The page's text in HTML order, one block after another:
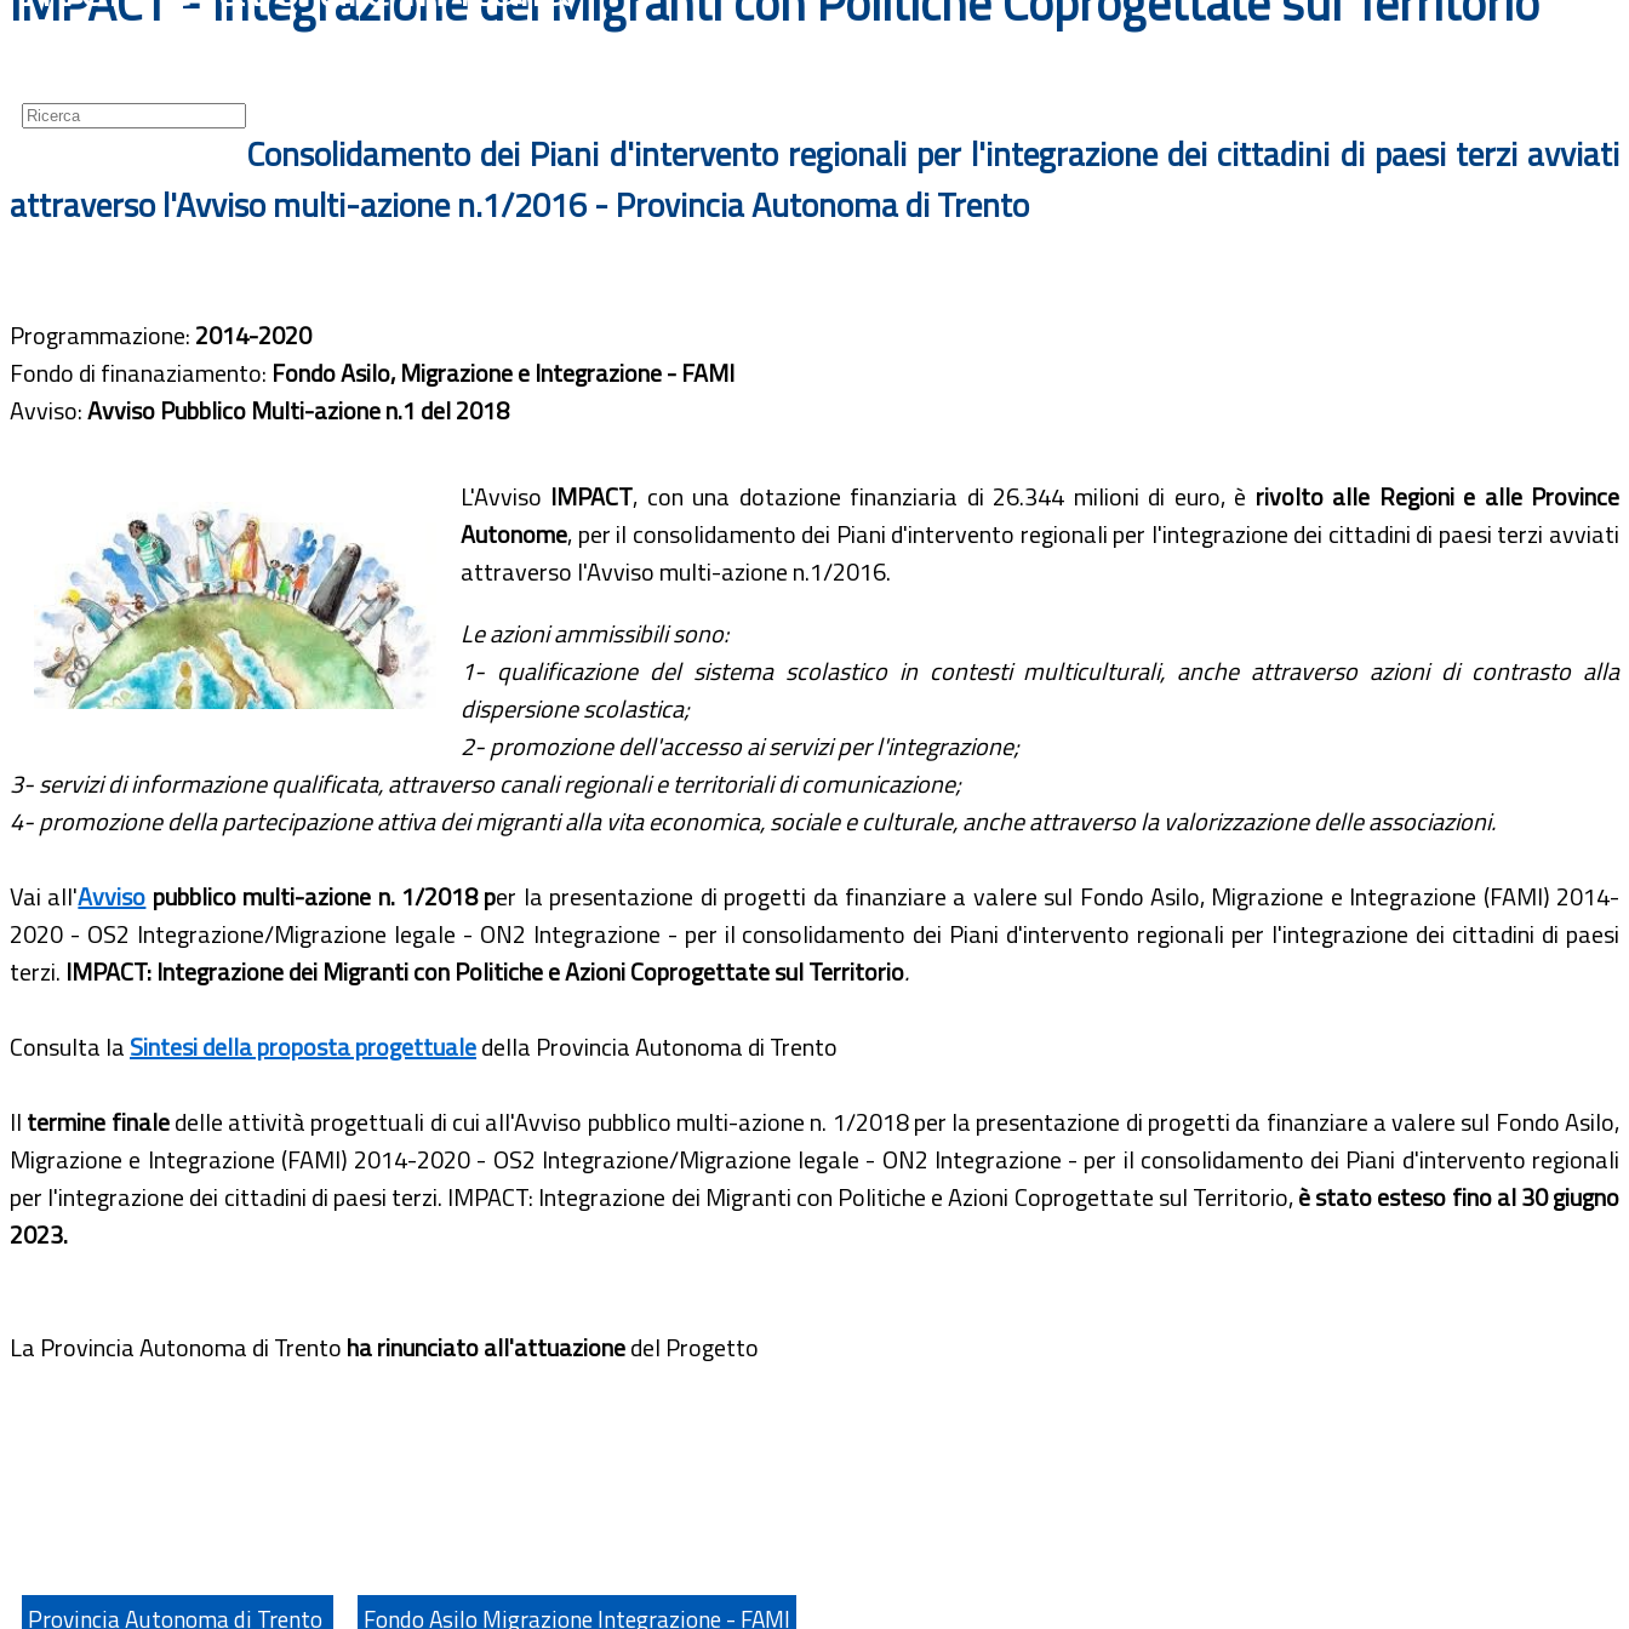
Consolidamento dei Piani d'intervento regionali per l'integrazione dei cittadini di paesi terzi avviati
attraverso l'Avviso multi-azione n.1/2016 - Provincia Autonoma di Trento
Programmazione:2014-2020
Fondo di finanaziamento: Fondo Asilo, Migrazione e Integrazione - FAMI
Avviso:Avviso Pubblico Multi-azione n.1 del 2018
L'Avviso IMPACT, con una dotazione finanziaria di 26.344 milioni di euro, è rivolto alle Regioni e alle Province
Autonome, per il consolidamento dei Piani d'intervento regionali per l'integrazione dei cittadini di paesi terzi avviati
attraverso l'Avviso multi-azione n.1/2016.
Le azioni ammissibili sono:
1- qualificazione del sistema scolastico in contesti multiculturali, anche attraverso azioni di contrasto alla
dispersione scolastica;
2- promozione dell'accesso ai servizi per l'integrazione;
3- servizi di informazione qualificata, attraverso canali regionali e territoriali di comunicazione;
4- promozione della partecipazione attiva dei migranti alla vita economica, sociale e culturale, anche attraverso la valorizzazione delle associazioni.
Vai all'Avviso pubblico multi-azione n. 1/2018 per la presentazione di progetti da finanziare a valere sul Fondo Asilo, Migrazione e Integrazione (FAMI) 2014-
2020 - OS2 Integrazione/Migrazione legale - ON2 Integrazione - per il consolidamento dei Piani d'intervento regionali per l'integrazione dei cittadini di paesi
terzi. IMPACT: Integrazione dei Migranti con Politiche e Azioni Coprogettate sul Territorio.
Consulta laSintesi della proposta progettualedella Provincia Autonoma di Trento
lltermine finaledelle attività progettuali di cui all'Avviso pubblico multi-azione n. 1/2018 per la presentazione di progetti da finanziare a valere sul Fondo Asilo,
Migrazione e Integrazione (FAMI) 2014-2020 - OS2 Integrazione/Migrazione legale - ON2 Integrazione - per il consolidamento dei Piani d'intervento regionali
per l'integrazione dei cittadini di paesi terzi. IMPACT: Integrazione dei Migranti con Politiche e Azioni Coprogettate sul Territorio,è stato esteso fino al 30 giugno
2023.
La Provincia Autonoma di Trentoha rinunciato all'attuazionedel Progetto
Provincia Autonoma di Trento Fondo Asilo Migrazione Integrazione - FAMI